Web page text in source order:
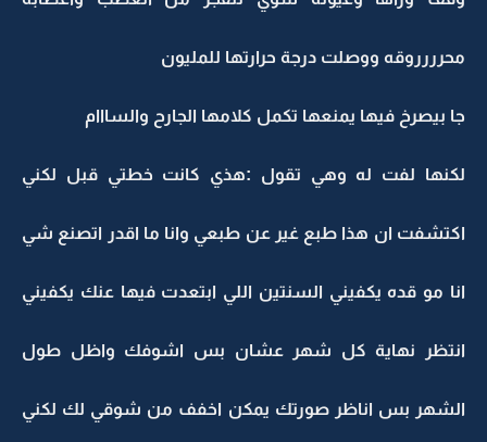
محرررروقه ووصلت درجة حرارتها للمليون
جا بيصرخ فيها يمنعها تكمل كلامها الجارح والسااام
لكنها لفت له وهي تقول :هذي كانت خطتي قبل لكني
اكتشفت ان هذا طبع غير عن طبعي وانا ما اقدر اتصنع شي
انا مو قده يكفيني السنتين اللي ابتعدت فيها عنك يكفيني
انتظر نهاية كل شهر عشان بس اشوفك واظل طول
الشهر بس اناظر صورتك يمكن اخفف من شوقي لك لكني